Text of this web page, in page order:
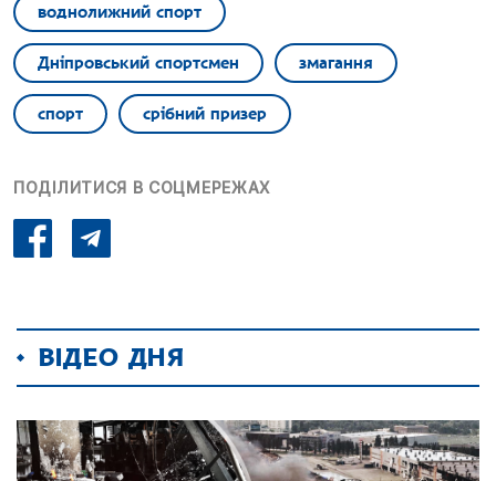
воднолижний спорт
Дніпровський спортсмен змагання
спорт срібний призер
ПОДІЛИТИСЯ В СОЦМЕРЕЖАХ
ВІДЕО ДНЯ